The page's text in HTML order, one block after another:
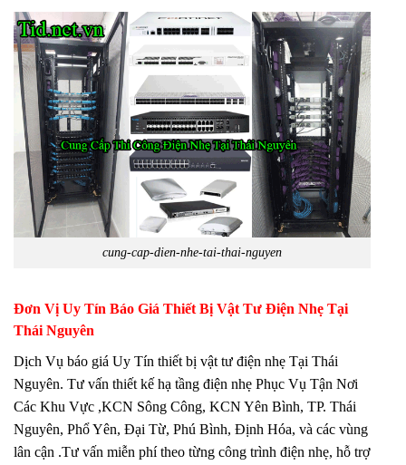
cung-cap-dien-nhe-tai-thai-nguyen
Đơn Vị Uy Tín Báo Giá Thiết Bị Vật Tư Điện Nhẹ Tại
Thái Nguyên
Dịch Vụ báo giá Uy Tín thiết bị vật tư điện nhẹ Tại Thái
Nguyên. Tư vấn thiết kế hạ tầng điện nhẹ Phục Vụ Tận Nơi
Các Khu Vực ,KCN Sông Công, KCN Yên Bình, TP. Thái
Nguyên, Phổ Yên, Đại Từ, Phú Bình, Định Hóa, và các vùng
lân cận .Tư vấn miễn phí theo từng công trình điện nhẹ, hỗ trợ